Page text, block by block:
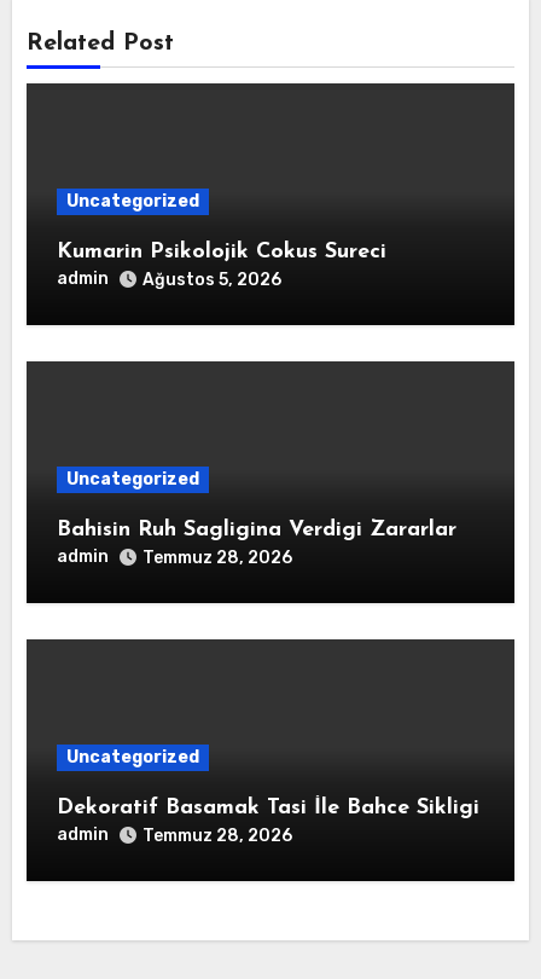
Related Post
Uncategorized
Kumarin Psikolojik Cokus Sureci
admin Ağustos 5, 2026
Uncategorized
Bahisin Ruh Sagligina Verdigi Zararlar
admin Temmuz 28, 2026
Uncategorized
Dekoratif Basamak Tasi İle Bahce Sikligi
admin Temmuz 28, 2026